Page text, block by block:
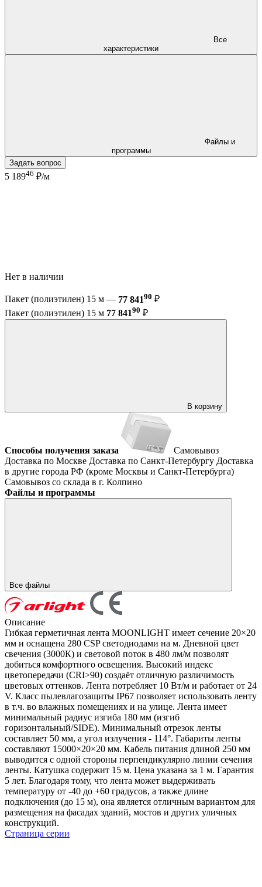
характеристики
программы
Задать вопрос
5 18946 ₽/м
Нет в наличии
Пакет (полиэтилен) 15 м — 77 84190 ₽
Пакет (полиэтилен) 15 м 77 84190 ₽
В корзину
Способы получения заказа
Самовывоз
Доставка по Москве Доставка по Санкт-Петербургу Доставка
в другие города РФ (кроме Москвы и Санкт-Петербурга)
Самовывоз со склада в г. Колпино
Файлы и программы
Все файлы
Описание
Гибкая герметичная лента MOONLIGHT имеет сечение 20×20
мм и оснащена 280 CSP светодиодами на м. Дневной цвет
свечения (3000К) и световой поток в 480 лм/м позволят
добиться комфортного освещения. Высокий индекс
цветопередачи (CRI>90) создаёт отличную различимость
цветовых оттенков. Лента потребляет 10 Вт/м и работает от 24
V. Класс пылевлагозащиты IP67 позволяет использовать ленту
в т.ч. во влажных помещениях и на улице. Лента имеет
минимальный радиус изгиба 180 мм (изгиб
горизонтальный/SIDE). Минимальный отрезок ленты
составляет 50 мм, а угол излучения - 114°. Габариты ленты
составляют 15000×20×20 мм. Кабель питания длиной 250 мм
выводится с одной стороны перпендикулярно линии сечения
ленты. Катушка содержит 15 м. Цена указана за 1 м. Гарантия
5 лет. Благодаря тому, что лента может выдерживать
температуру от -40 до +60 градусов, а также длине
подключения (до 15 м), она является отличным вариантом для
размещения на фасадах зданий, мостов и других уличных
конструкций.
Страница серии